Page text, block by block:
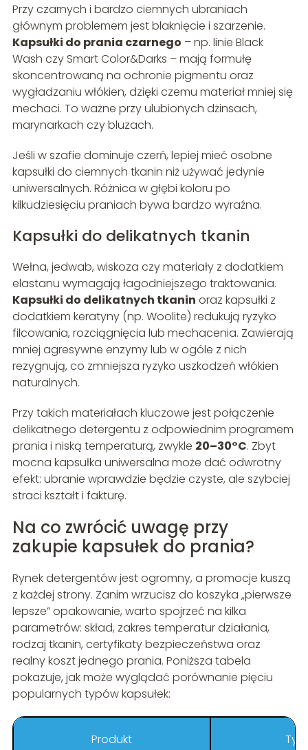
Przy czarnych i bardzo ciemnych ubraniach
głównym problemem jest blaknięcie i szarzenie.
Kapsułki do prania czarnego – np. linie Black
Wash czy Smart Color&Darks – mają formułę
skoncentrowaną na ochronie pigmentu oraz
wygładzaniu włókien, dzięki czemu materiał mniej się
mechaci. To ważne przy ulubionych dżinsach,
marynarkach czy bluzach.
Jeśli w szafie dominuje czerń, lepiej mieć osobne
kapsułki do ciemnych tkanin niż używać jedynie
uniwersalnych. Różnica w głębi koloru po
kilkudziesięciu praniach bywa bardzo wyraźna.
Kapsułki do delikatnych tkanin
Wełna, jedwab, wiskoza czy materiały z dodatkiem
elastanu wymagają łagodniejszego traktowania.
Kapsułki do delikatnych tkanin oraz kapsułki z
dodatkiem keratyny (np. Woolite) redukują ryzyko
filcowania, rozciągnięcia lub mechacenia. Zawierają
mniej agresywne enzymy lub w ogóle z nich
rezygnują, co zmniejsza ryzyko uszkodzeń włókien
naturalnych.
Przy takich materiałach kluczowe jest połączenie
delikatnego detergentu z odpowiednim programem
prania i niską temperaturą, zwykle 20–30°C. Zbyt
mocna kapsułka uniwersalna może dać odwrotny
efekt: ubranie wprawdzie będzie czyste, ale szybciej
straci kształt i fakturę.
Na co zwrócić uwagę przy
zakupie kapsułek do prania?
Rynek detergentów jest ogromny, a promocje kuszą
z każdej strony. Zanim wrzucisz do koszyka „pierwsze
lepsze” opakowanie, warto spojrzeć na kilka
parametrów: skład, zakres temperatur działania,
rodzaj tkanin, certyfikaty bezpieczeństwa oraz
realny koszt jednego prania. Poniższa tabela
pokazuje, jak może wyglądać porównanie pięciu
popularnych typów kapsułek:
Produkt